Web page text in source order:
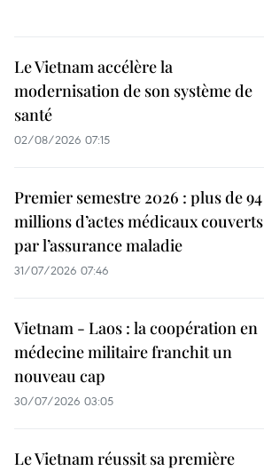
Le Vietnam accélère la
modernisation de son système de
santé
02/08/2026 07:15
Premier semestre 2026 : plus de 94
millions d’actes médicaux couverts
par l’assurance maladie
31/07/2026 07:46
Vietnam - Laos : la coopération en
médecine militaire franchit un
nouveau cap
30/07/2026 03:05
Le Vietnam réussit sa première